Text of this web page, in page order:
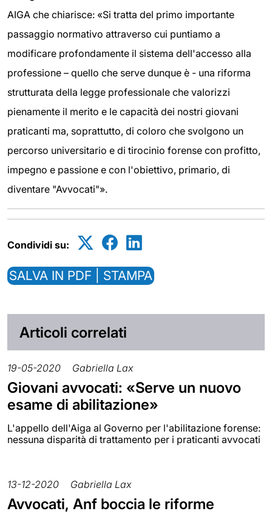
AIGA che chiarisce: «Si tratta del primo importante
passaggio normativo attraverso cui puntiamo a
modificare profondamente il sistema dell'accesso alla
professione – quello che serve dunque è - una riforma
strutturata della legge professionale che valorizzi
pienamente il merito e le capacità dei nostri giovani
praticanti ma, soprattutto, di coloro che svolgono un
percorso universitario e di tirocinio forense con profitto,
impegno e passione e con l'obiettivo, primario, di
diventare "Avvocati"».
Condividi su:
SALVA IN PDF | STAMPA
Articoli correlati
19-05-2020 Gabriella Lax
Giovani avvocati: «Serve un nuovo
esame di abilitazione»
L'appello dell'Aiga al Governo per l'abilitazione forense:
nessuna disparità di trattamento per i praticanti avvocati
13-12-2020 Gabriella Lax
Avvocati, Anf boccia le riforme